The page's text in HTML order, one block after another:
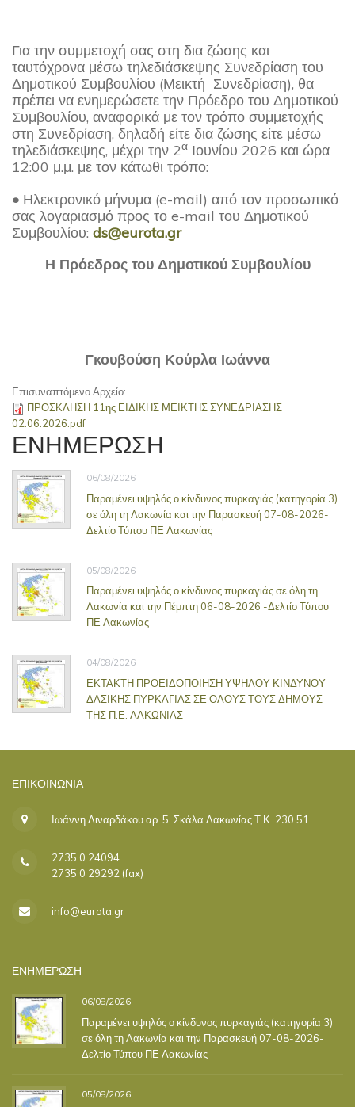
Για την συμμετοχή σας στη δια ζώσης και
ταυτόχρονα μέσω τηλεδιάσκεψης Συνεδρίαση του
Δημοτικού Συμβουλίου (Μεικτή Συνεδρίαση), θα
πρέπει να ενημερώσετε την Πρόεδρο του Δημοτικού
Συμβουλίου, αναφορικά με τον τρόπο συμμετοχής
στη Συνεδρίαση, δηλαδή είτε δια ζώσης είτε μέσω
τηλεδιάσκεψης, μέχρι την 2α Ιουνίου 2026 και ώρα
12:00 μ.μ. με τον κάτωθι τρόπο:
• Ηλεκτρονικό μήνυμα (e-mail) από τον προσωπικό
σας λογαριασμό προς το e-mail του Δημοτικού
Συμβουλίου: ds@eurota.gr
Η Πρόεδρος του Δημοτικού Συμβουλίου
Γκουβούση Κούρλα Ιωάννα
Επισυναπτόμενο Αρχείο:
ΠΡΟΣΚΛΗΣΗ 11ης ΕΙΔΙΚΗΣ ΜΕΙΚΤΗΣ ΣΥΝΕΔΡΙΑΣΗΣ
02.06.2026.pdf
ΕΝΗΜΕΡΩΣΗ
06/08/2026
Παραμένει υψηλός ο κίνδυνος πυρκαγιάς (κατηγορία 3)
σε όλη τη Λακωνία και την Παρασκευή 07-08-2026-
Δελτίο Τύπου ΠΕ Λακωνίας
05/08/2026
Παραμένει υψηλός ο κίνδυνος πυρκαγιάς σε όλη τη
Λακωνία και την Πέμπτη 06-08-2026 -Δελτίο Τύπου
ΠΕ Λακωνίας
04/08/2026
ΕΚΤΑΚΤΗ ΠΡΟΕΙΔΟΠΟΙΗΣΗ ΥΨΗΛΟΥ ΚΙΝΔΥΝΟΥ
ΔΑΣΙΚΗΣ ΠΥΡΚΑΓΙΑΣ ΣΕ ΟΛΟΥΣ ΤΟΥΣ ΔΗΜΟΥΣ
ΤΗΣ Π.Ε. ΛΑΚΩΝΙΑΣ
ΕΠΙΚΟΙΝΩΝΊΑ
Ιωάννη Λιναρδάκου αρ. 5, Σκάλα Λακωνίας Τ.Κ. 230 51
2735 0 24094
2735 0 29292 (fax)
info@eurota.gr
ΕΝΗΜΕΡΩΣΗ
06/08/2026
Παραμένει υψηλός ο κίνδυνος πυρκαγιάς (κατηγορία 3)
σε όλη τη Λακωνία και την Παρασκευή 07-08-2026-
Δελτίο Τύπου ΠΕ Λακωνίας
05/08/2026